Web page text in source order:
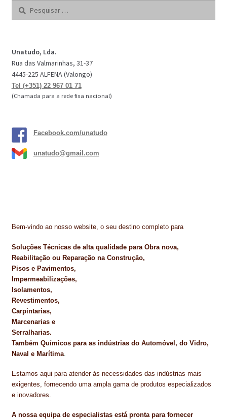
IMPERMEABILIZAÇÕES GERAIS
ISOLAMENTO TÉRMICO (ETICS)
LIVRO DE RECLAMAÇÕES
LOJA
MINHA CONTA
PRODUTOS DAS MARCAS
PRODUTOS E SOLUÇÕES TÉCNICAS PARA PROFISSIONAIS
PRODUTOS ECOLÓGICOS CERTIFICADOS
PRODUTOS PARA A INDÚSTRIA AUTOMÓVEL
PRODUTOS PARA A INDÚSTRIA NAVAL E MARÍTIMA
PROTEÇÃO DE FERRO
RECENTES
Pesquisar
Unatudo, Lda.
Rua das Valmarinhas, 31-37
4445-225 ALFENA (Valongo)
Tel (+351) 22 967 01 71
(Chamada para a rede fixa nacional)
Facebook.com/unatudo
unatudo@gmail.com
Bem-vindo ao nosso website, o seu destino completo para
Soluções Técnicas de alta qualidade para Obra nova,
Reabilitação ou Reparação na Construção,
Pisos e Pavimentos,
Impermeabilizações,
Isolamentos,
Revestimentos,
Carpintarias,
Marcenarias e
Serralharias.
Também Químicos para as indústrias do Automóvel, do Vidro,
Naval e Marítima.
Estamos aqui para atender às necessidades das indústrias mais
exigentes, fornecendo uma ampla gama de produtos especializados
e inovadores.
A nossa equipa de especialistas está pronta para fornecer